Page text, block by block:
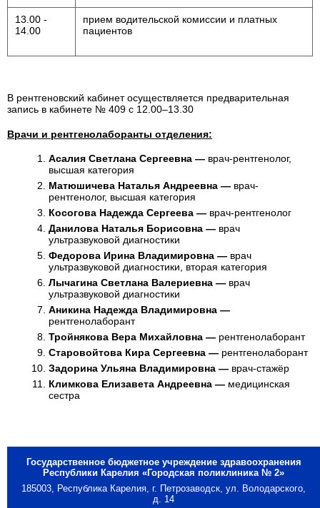
13.00 -
14.00
прием водительской комиссии и платных
пациентов
В рентгеновский кабинет осуществляется предварительная
запись в кабинете № 409 с 12.00–13.30
Врачи и рентгенолаборанты отделения:
Асалия Светлана Сергеевна — врач-рентгенолог,
высшая категория
Матюшичева Наталья Андреевна — врач-
рентгенолог, высшая категория
Косогова Надежда Сергеева — врач-рентгенолог
Данилова Наталья Борисовна —врач
ультразвуковой диагностики
Федорова Ирина Владимировна — врач
ультразвуковой диагностики, вторая категория
Лычагина Светлана Валериевна — врач
ультразвуковой диагностики
Аникина Надежда Владимировна —
рентгенолаборант
Тройнякова Вера Михайловна — рентгенолаборант
Старовойтова Кира Сергеевна — рентгенолаборант
Задорина Ульяна Владимировна — врач-стажёр
Климкова Елизавета Андреевна — медицинская
сестра
Государственное бюджетное учреждение здравоохранения
Республики Карелия «Городская поликлиника № 2»
185003, Республика Карелия, г. Петрозаводск, ул. Володарского,
д. 14